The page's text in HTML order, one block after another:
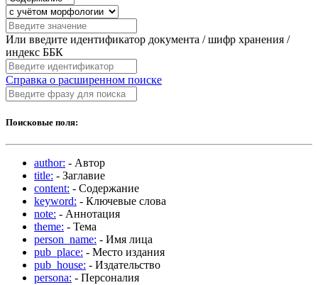
Или введите идентификатор документа / шифр хранения /
индекс ББК
Справка о расширенном поиске
Поисковые поля:
author: - Автор
title: - Заглавие
content: - Содержание
keyword: - Ключевые слова
note: - Аннотация
theme: - Тема
person_name: - Имя лица
pub_place: - Место издания
pub_house: - Издательство
persona: - Персоналия